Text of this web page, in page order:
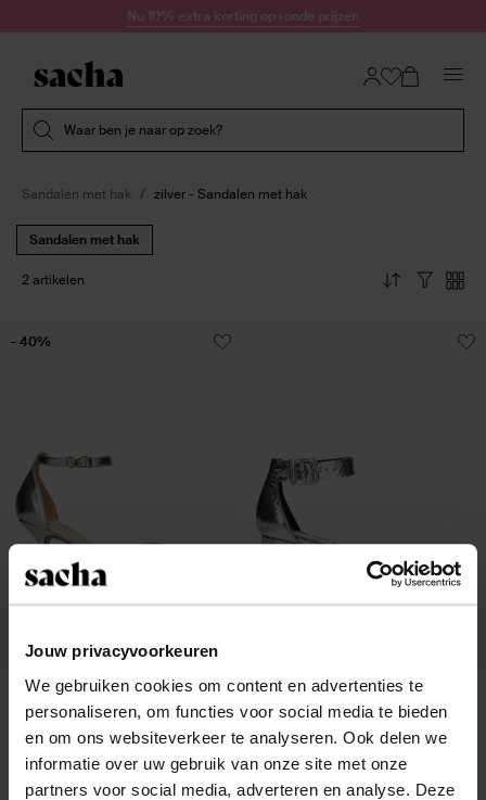
Jouw privacyvoorkeuren
We gebruiken cookies om content en advertenties te
personaliseren, om functies voor social media te bieden
en om ons websiteverkeer te analyseren. Ook delen we
informatie over uw gebruik van onze site met onze
partners voor social media, adverteren en analyse. Deze
Doorgaan naar artikelNu 10% extra korting op ronde prijzen
Waar ben je naar op zoek?
Sandalen met hak zilver - Sandalen met hak
Sandalen met hak
2 artikelen
Zilveren sandalen met hak
79.00
47.39
- 40%
Zilveren metallic sandalen met
blokhak
73.99